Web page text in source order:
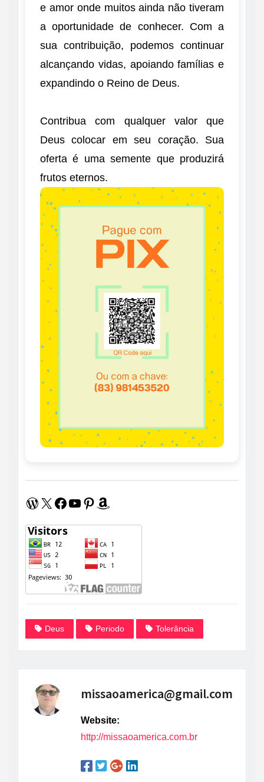
e amor onde muitos ainda não tiveram
a oportunidade de conhecer. Com a
sua contribuição, podemos continuar
alcançando vidas, apoiando famílias e
expandindo o Reino de Deus.
Contribua com qualquer valor que
Deus colocar em seu coração. Sua
oferta é uma semente que produzirá
frutos eternos.
WordPress X Facebook Youtube Pinterest Amazon
Deus Periodo Tolerância
missaoamerica@gmail.com
Website:
http://missaoamerica.com.br